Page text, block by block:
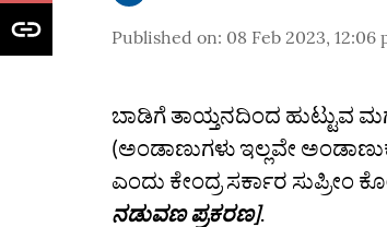
Published on: 08 Feb 2023, 12:06
ಬಾಡಿಗೆ ತಾಯ್ತನದಿಂದ ಹುಟ್ಟುವ
(ಅಂಡಾಣುಗಳು ಇಲ್ಲವೇ
ಎಂದು ಕೇಂದ್ರ ಸರ್ಕಾರ ಸುಪ್ರೀಂ
ನಡುವಣ ಪ್ರಕರಣ].